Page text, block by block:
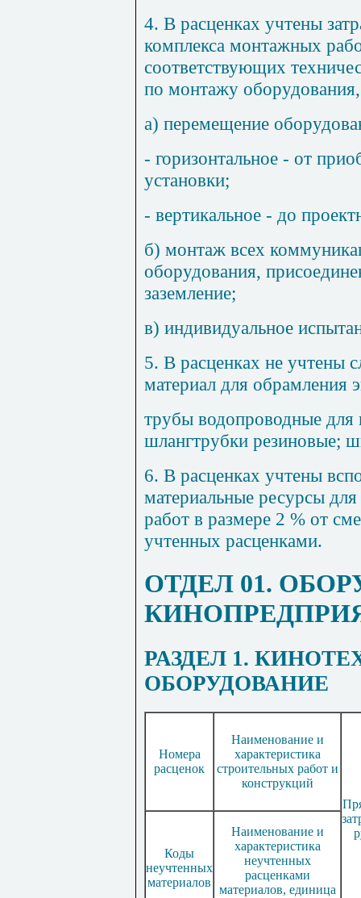
4. В расценках учтены
комплекса монтажных
соответствующих
по монтажу
а) перемещение
- горизонтальное - от
установки;
- вертикальное - до
б) монтаж всех
оборудования,
заземление;
в) индивидуальное
5. В расценках не учтены
материал для обрамления
трубы водопроводные для
шлангтрубки резиновые;
6. В расценках учтены
материальные ресурсы
работ в размере 2 % от
учтенных расценками.
ОТДЕЛ 01.
РАЗДЕЛ 1.
ОБОРУДОВАНИЕ
Номера
расценок
Наименование и
характеристика
строительных работ и
конструкций
Коды
неучтенных
материалов
Наименование и
характеристика
неучтенных
расценками
материалов, единица